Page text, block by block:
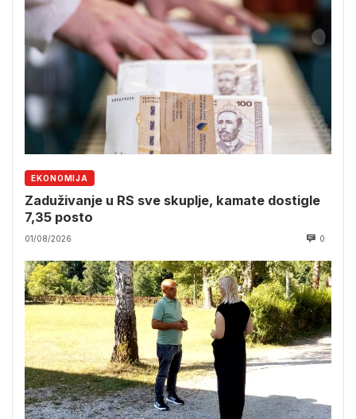
EKONOMIJA
Zaduživanje u RS sve skuplje, kamate dostigle
7,35 posto
01/08/2026 0